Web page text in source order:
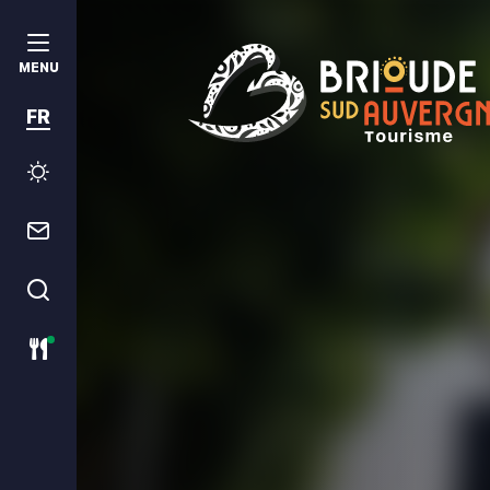
MENU
FR
Météo
Contact
Restaurants ouverts ce jour